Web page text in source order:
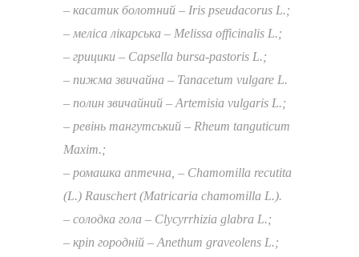
– касатик болотний – Iris pseudaсorus L.;
– меліса лікарська – Melissa officinalis L.;
– грицики – Capsella bursa-pastoris L.;
– пижма звичайна – Tanacetum vulgare L.
– полин звичайний – Artemisia vulgaris L.;
– ревінь тангутський – Rheum tanguticum
Maxim.;
– ромашка аптечна, – Chamomilla recutita
(L.) Rauschert (Matricaria chamomilla L.).
– солодка гола – Clycyrrhizia glabra L.;
– кріп городній – Anethum graveolens L.;